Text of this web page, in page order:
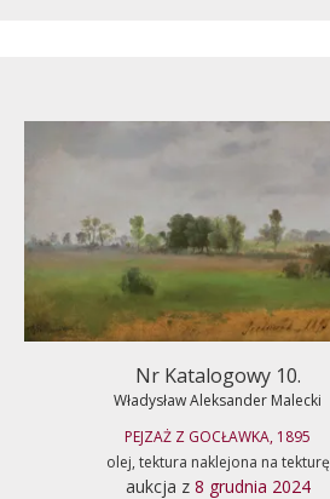
Nr Katalogowy 10.
Władysław Aleksander Malecki
PEJZAŻ Z GOCŁAWKA, 1895
olej, tektura naklejona na tekturę
aukcja z 8 grudnia 2024